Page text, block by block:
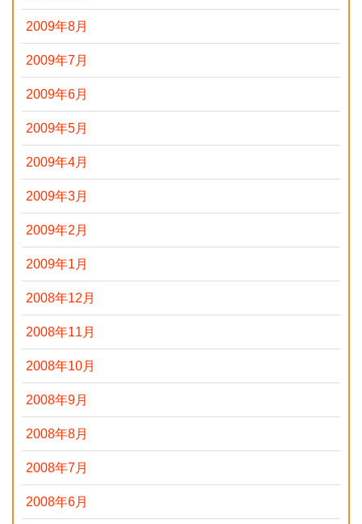
2009年8月
2009年7月
2009年6月
2009年5月
2009年4月
2009年3月
2009年2月
2009年1月
2008年12月
2008年11月
2008年10月
2008年9月
2008年8月
2008年7月
2008年6月